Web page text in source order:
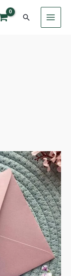
Search